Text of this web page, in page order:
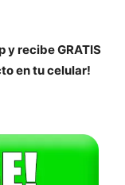
y recibe GRATIS
en tu celular!